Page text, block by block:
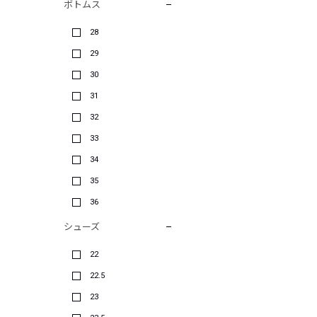
ボトムス
28
29
30
31
32
33
34
35
36
シューズ
22
22.5
23